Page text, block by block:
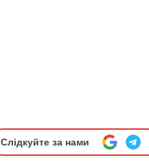
Слідкуйте за нами